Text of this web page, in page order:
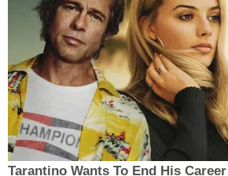
Tarantino Wants To End His